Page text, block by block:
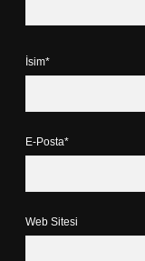
İsim*
E-Posta*
Web Sitesi